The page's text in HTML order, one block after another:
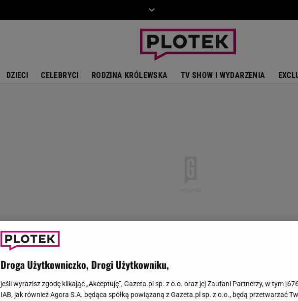
DZIECI CELEBRYCI RODZINA KRÓLEWSKA TV SHOW I WYDARZENIA
Droga Użytkowniczko, Drogi Użytkowniku,
jeśli wyrazisz zgodę klikając „Akceptuję”, Gazeta.pl sp. z o.o. oraz jej Zaufani Partnerzy, w tym [
IAB, jak również Agora S.A. będąca spółką powiązaną z Gazeta.pl sp. z o.o., będą przetwarzać